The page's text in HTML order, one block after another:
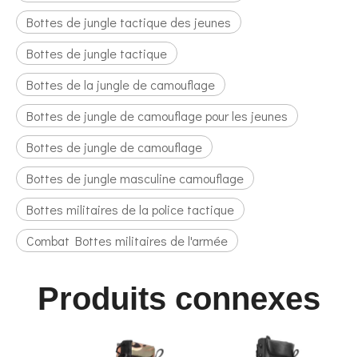
Bottes de jungle tactique des jeunes
Bottes de jungle tactique
Bottes de la jungle de camouflage
Bottes de jungle de camouflage pour les jeunes
Bottes de jungle de camouflage
Bottes de jungle masculine camouflage
Bottes militaires de la police tactique
Combat Bottes militaires de l'armée
Produits connexes